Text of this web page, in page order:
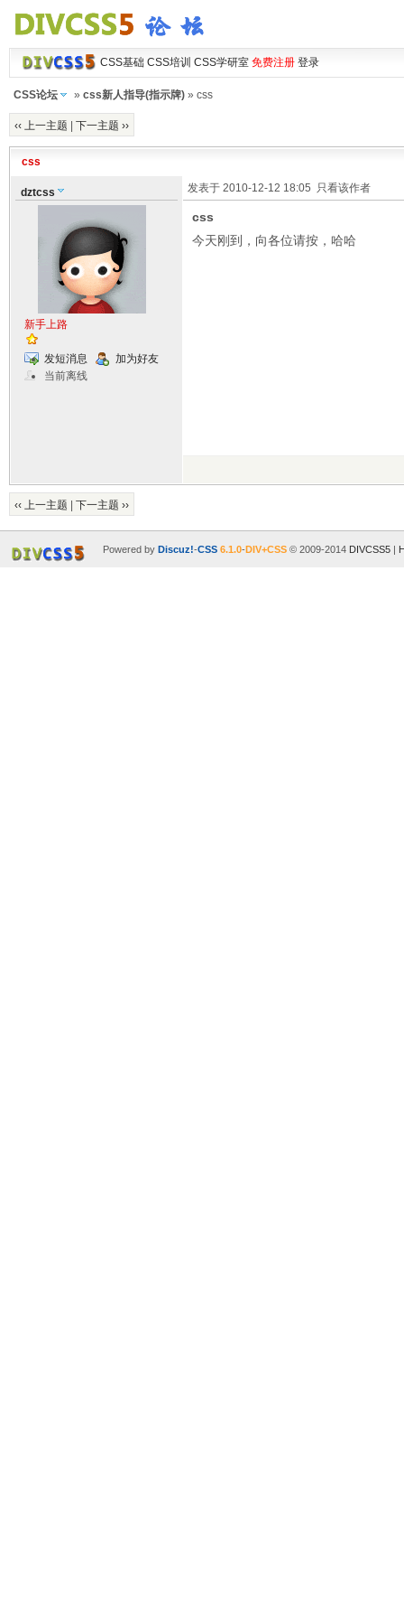
CSS基础 CSS培训 CSS学研室 免费注册 登录
CSS论坛 » css新人指导(指示牌)» css
‹‹ 上一主题 下一主题 ››
css
dztcss
新手上路
发短消息
加为好友
当前离线
发表于 2010-12-12 18:05 只看该作者
css
今天刚到，向各位请按，哈哈
‹‹ 上一主题 下一主题 ››
Powered by Discuz!-CSS 6.1.0-DIV+CSS© 2009-2014 DIVCSS5|